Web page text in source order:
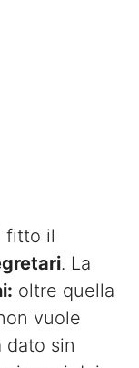
fitto il
. La
oltre quella
vuole
dato sin